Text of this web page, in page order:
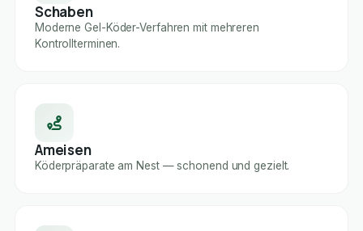
Schaben
Moderne Gel-Köder-Verfahren mit mehreren
Kontrollterminen.
Ameisen
Köderpräparate am Nest — schonend und gezielt.